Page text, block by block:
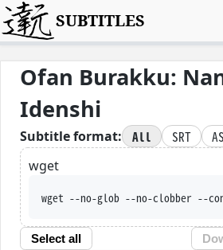
SUBTITLES
Ofan Burakku:
Idenshi
Subtitle format: All SRT
wget
wget --no-glob --no-clobber --content-
Select all